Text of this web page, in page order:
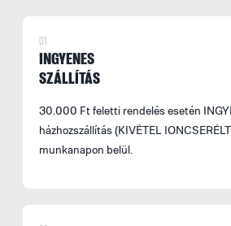
01
INGYENES
SZÁLLÍTÁS
30.000 Ft feletti rendelés esetén
házhozszállítás (KIVÉTEL
munkanapon belül.